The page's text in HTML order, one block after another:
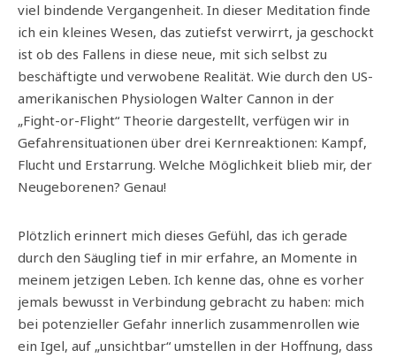
viel bindende Vergangenheit. In dieser Meditation finde
ich ein kleines Wesen, das zutiefst verwirrt, ja geschockt
ist ob des Fallens in diese neue, mit sich selbst zu
beschäftigte und verwobene Realität. Wie durch den US-
amerikanischen Physiologen Walter Cannon in der
„Fight-or-Flight“ Theorie dargestellt, verfügen wir in
Gefahrensituationen über drei Kernreaktionen: Kampf,
Flucht und Erstarrung. Welche Möglichkeit blieb mir, der
Neugeborenen? Genau!
Plötzlich erinnert mich dieses Gefühl, das ich gerade
durch den Säugling tief in mir erfahre, an Momente in
meinem jetzigen Leben. Ich kenne das, ohne es vorher
jemals bewusst in Verbindung gebracht zu haben: mich
bei potenzieller Gefahr innerlich zusammenrollen wie
ein Igel, auf „unsichtbar“ umstellen in der Hoffnung, dass